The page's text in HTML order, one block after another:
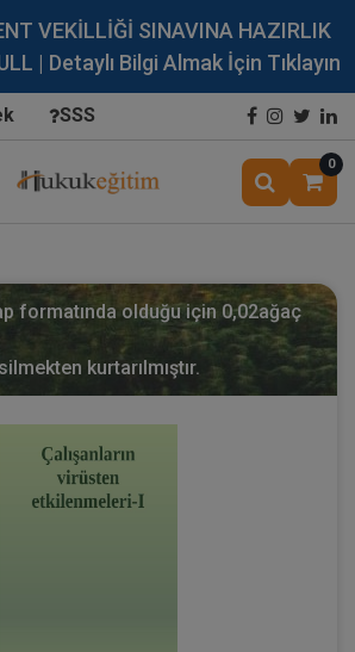
VEKİLLİĞİ SINAVINA HAZIRLIK
| Detaylı Bilgi Almak İçin Tıklayın
SSS
0
formatında olduğu için 0,02ağaç
kurtarılmıştır.